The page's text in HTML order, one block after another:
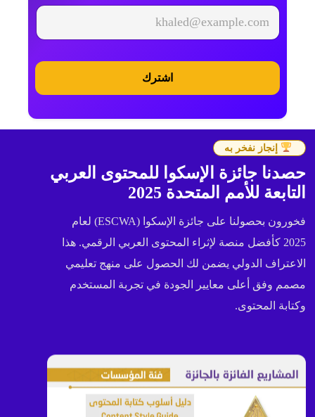
*
اشترك
إنجاز نفخر به
حصدنا جائزة الإسكوا للمحتوى العربي
التابعة للأمم المتحدة 2025
فخورون بحصولنا على جائزة الإسكوا (ESCWA) لعام
2025 كأفضل منصة لإثراء المحتوى العربي الرقمي. هذا
الاعتراف الدولي يضمن لك الحصول على منهج تعليمي
مصمم وفق أعلى معايير الجودة في تجربة المستخدم
وكتابة المحتوى.